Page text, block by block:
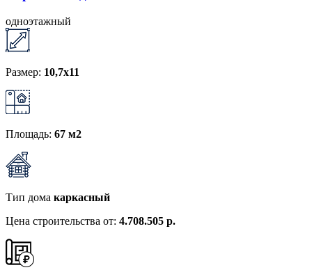
одноэтажный
Размер: 10,7х11
Площадь: 67 м2
Тип дома каркасный
Цена строительства от: 4.708.505 р.